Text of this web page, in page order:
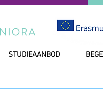
STUDIEAANBOD